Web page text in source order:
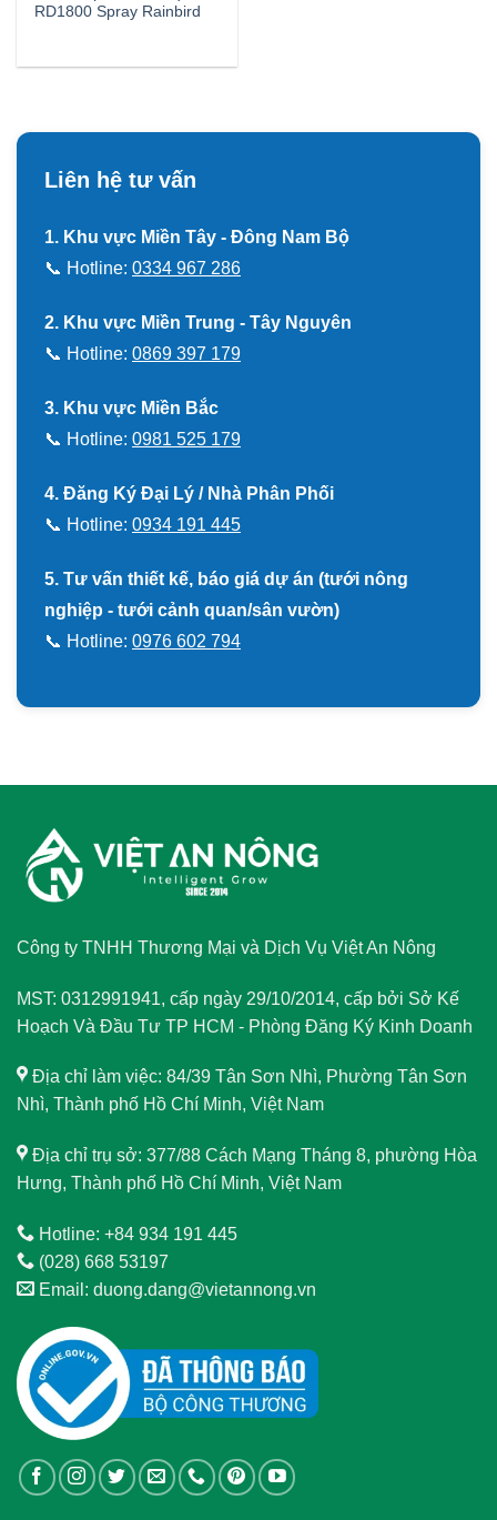
RD1800 Spray Rainbird
Liên hệ tư vấn
1. Khu vực Miền Tây - Đông Nam Bộ
📞 Hotline: 0334 967 286
2. Khu vực Miền Trung - Tây Nguyên
📞 Hotline: 0869 397 179
3. Khu vực Miền Bắc
📞 Hotline: 0981 525 179
4. Đăng Ký Đại Lý / Nhà Phân Phối
📞 Hotline: 0934 191 445
5. Tư vấn thiết kế, báo giá dự án (tưới nông
nghiệp - tưới cảnh quan/sân vườn)
📞 Hotline: 0976 602 794
Công ty TNHH Thương Mại và Dịch Vụ Việt An Nông
MST: 0312991941, cấp ngày 29/10/2014, cấp bởi Sở Kế
Hoạch Và Đầu Tư TP HCM - Phòng Đăng Ký Kinh Doanh
Địa chỉ làm việc: 84/39 Tân Sơn Nhì, Phường Tân Sơn
Nhì, Thành phố Hồ Chí Minh, Việt Nam
Địa chỉ trụ sở: 377/88 Cách Mạng Tháng 8, phường Hòa
Hưng, Thành phố Hồ Chí Minh, Việt Nam
Hotline: +84 934 191 445
(028) 668 53197
Email: duong.dang@vietannong.vn